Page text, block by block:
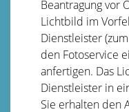
Beantragung vor
Lichtbild im
Dienstleister
den Fotoservice
anfertigen. Das
Dienstleister in
Sie erhalten den